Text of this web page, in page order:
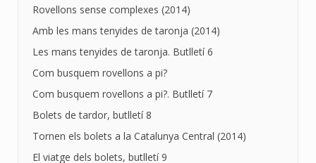
Rovellons sense complexes (2014)
Amb les mans tenyides de taronja (2014)
Les mans tenyides de taronja. Butlletí 6
Com busquem rovellons a pi?
Com busquem rovellons a pi?. Butlletí 7
Bolets de tardor, butlletí 8
Tornen els bolets a la Catalunya Central (2014)
El viatge dels bolets, butlletí 9